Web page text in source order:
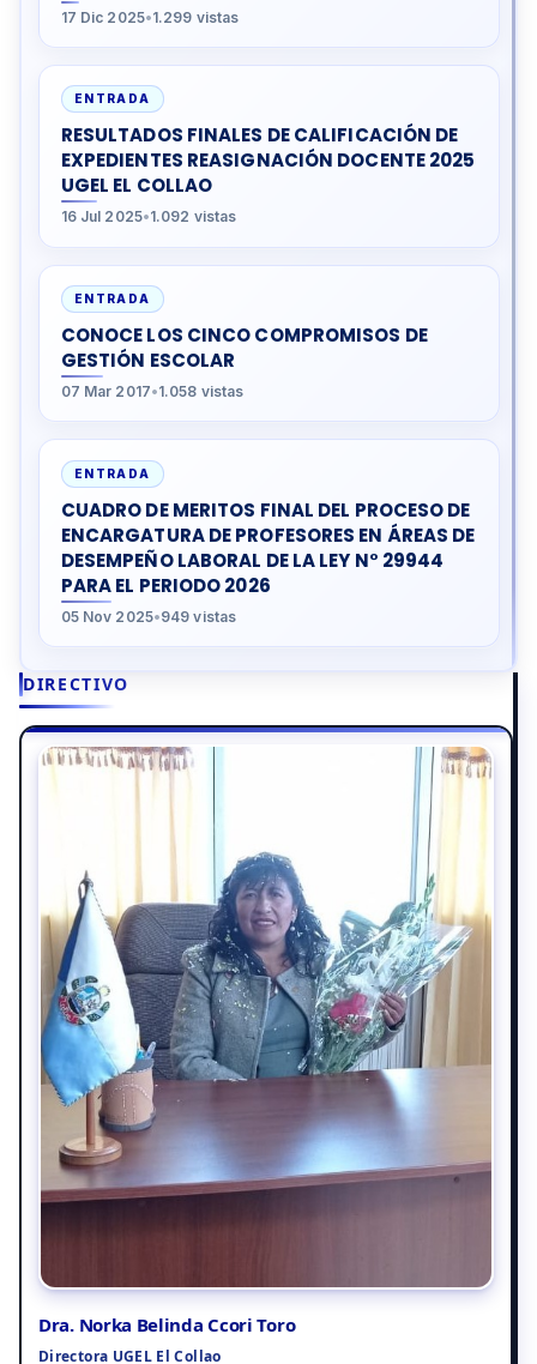
DIRECTIVO
Dra. Norka Belinda Ccori Toro
Directora UGEL El Collao
17 Dic 2025•1.299 vistas
ENTRADA
RESULTADOS FINALES DE CALIFICACIÓN DE
EXPEDIENTES REASIGNACIÓN DOCENTE 2025
UGEL EL COLLAO
16 Jul 2025•1.092 vistas
ENTRADA
CONOCE LOS CINCO COMPROMISOS DE
GESTIÓN ESCOLAR
07 Mar 2017•1.058 vistas
ENTRADA
CUADRO DE MERITOS FINAL DEL PROCESO DE
ENCARGATURA DE PROFESORES EN ÁREAS DE
DESEMPEÑO LABORAL DE LA LEY N° 29944
PARA EL PERIODO 2026
05 Nov 2025•949 vistas